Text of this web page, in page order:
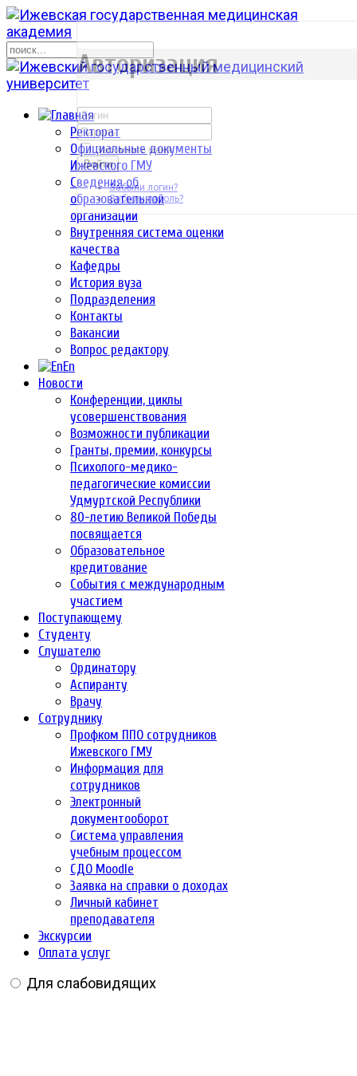
Ректорат
Официальные документы
Ижевского ГМУ
Сведения об
образовательной
организации
Внутренняя система оценки
качества
Кафедры
История вуза
Подразделения
Контакты
Вакансии
Вопрос редактору
En
Новости
Конференции, циклы
усовершенствования
Возможности публикации
Гранты, премии, конкурсы
Психолого-медико-
педагогические комиссии
Удмуртской Республики
80-летию Великой Победы
посвящается
Образовательное
кредитование
События с международным
участием
Поступающему
Студенту
Слушателю
Ординатору
Аспиранту
Врачу
Сотруднику
Профком ППО сотрудников
Ижевского ГМУ
Информация для
сотрудников
Электронный
документооборот
Система управления
учебным процессом
СДО Moodle
Заявка на справки о доходах
Личный кабинет
преподавателя
Экскурсии
Оплата услуг
Для слабовидящих
р
Авторизация
Запомнить меня
Войти
Забыли логин?
Забыли пароль?